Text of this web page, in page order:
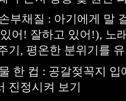
부채질 : 아기에게 말
어! 잘하고 있어!), 노
기, 평온한 분위기를
한 컵 : 공갈젖꼭지
진정시켜 보기